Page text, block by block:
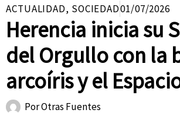
ACTUALIDAD, SOCIEDAD01/07/2026
Herencia inicia su
del Orgullo con la
arcoíris y el
PorOtras Fuentes